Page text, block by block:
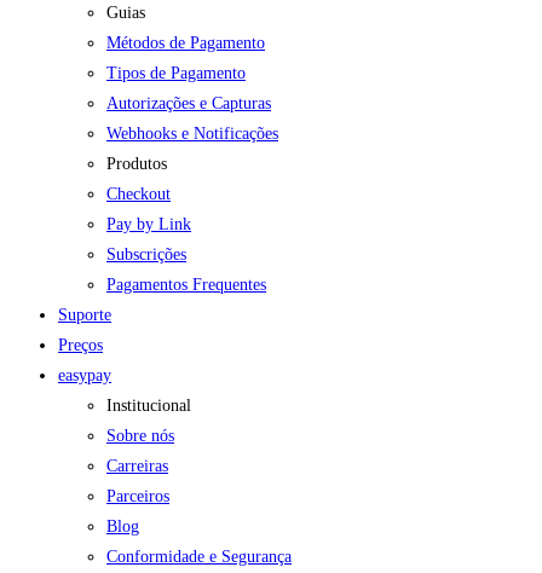
Guias
Métodos de Pagamento
Tipos de Pagamento
Autorizações e Capturas
Webhooks e Notificações
Produtos
Checkout
Pay by Link
Subscrições
Pagamentos Frequentes
Suporte
Preços
easypay
Institucional
Sobre nós
Carreiras
Parceiros
Blog
Conformidade e Segurança